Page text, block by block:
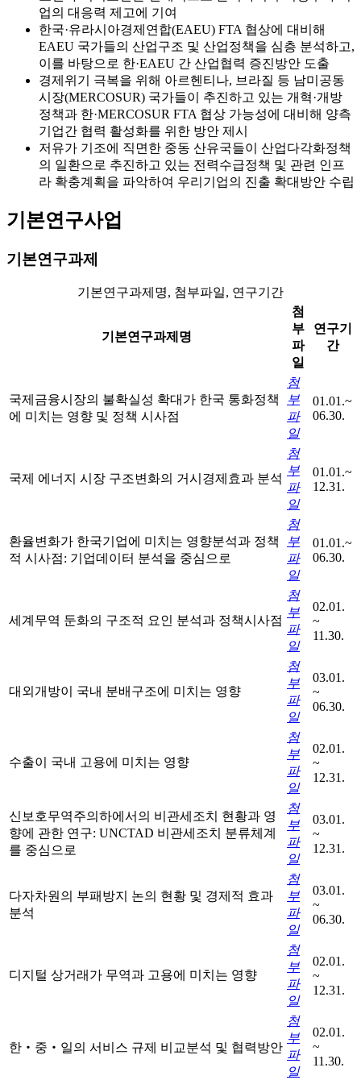
업의 대응력 제고에 기여
한국·유라시아경제연합(EAEU) FTA 협상에 대비해
EAEU 국가들의 산업구조 및 산업정책을 심층 분석하고,
이를 바탕으로 한·EAEU 간 산업협력 증진방안 도출
경제위기 극복을 위해 아르헨티나, 브라질 등 남미공동
시장(MERCOSUR) 국가들이 추진하고 있는 개혁·개방
정책과 한·MERCOSUR FTA 협상 가능성에 대비해 양측
기업간 협력 활성화를 위한 방안 제시
저유가 기조에 직면한 중동 산유국들이 산업다각화정책
의 일환으로 추진하고 있는 전력수급정책 및 관련 인프
라 확충계획을 파악하여 우리기업의 진출 확대방안 수립
기본연구사업
기본연구과제
기본연구과제명, 첨부파일, 연구기간
기본연구과제명
첨
부
파
일
연구기
간
국제금융시장의 불확실성 확대가 한국 통화정책
에 미치는 영향 및 정책 시사점
첨
부
파
일
01.01.~
06.30.
국제 에너지 시장 구조변화의 거시경제효과 분석
첨
부
파
일
01.01.~
12.31.
환율변화가 한국기업에 미치는 영향분석과 정책
적 시사점: 기업데이터 분석을 중심으로
첨
부
파
일
01.01.~
06.30.
세계무역 둔화의 구조적 요인 분석과 정책시사점
첨
부
파
일
02.01.
~
11.30.
대외개방이 국내 분배구조에 미치는 영향
첨
부
파
일
03.01.
~
06.30.
수출이 국내 고용에 미치는 영향
첨
부
파
일
02.01.
~
12.31.
신보호무역주의하에서의 비관세조치 현황과 영
향에 관한 연구: UNCTAD 비관세조치 분류체계
를 중심으로
첨
부
파
일
03.01.
~
12.31.
다자차원의 부패방지 논의 현황 및 경제적 효과
분석
첨
부
파
일
03.01.
~
06.30.
디지털 상거래가 무역과 고용에 미치는 영향
첨
부
파
일
02.01.
~
12.31.
한‧중‧일의 서비스 규제 비교분석 및 협력방안
첨
부
파
일
02.01.
~
11.30.